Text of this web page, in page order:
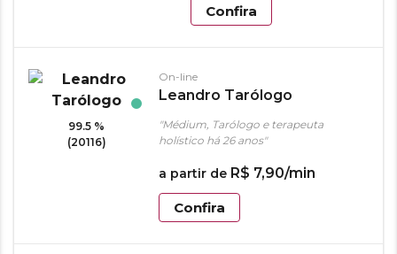
Confira
99.5 %
(20116)
On-line
Leandro Tarólogo
"Médium, Tarólogo e terapeuta
holístico há 26 anos"
a partir de R$ 7,90/min
Confira